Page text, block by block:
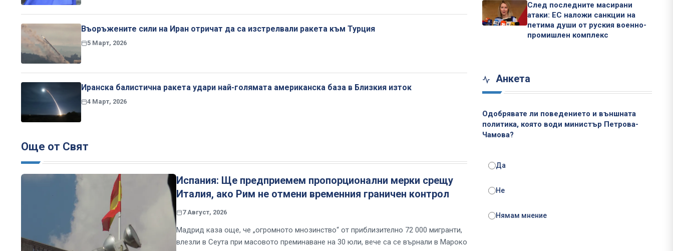
Въоръжените сили на Иран отричат да са изстрелвали ракета към Турция
5 Март, 2026
Иранска балистична ракета удари най-голямата американска база в Близкия изток
4 Март, 2026
Още от Свят
Испания: Ще предприемем пропорционални мерки срещу
Италия, ако Рим не отмени временния граничен контрол
7 Август, 2026
Мадрид каза още, че „огромното мнозинство“ от приблизително 72 000 мигранти,
влезли в Сеута при масовото преминаване на 30 юли, вече са се върнали в Мароко
След последните масирани
атаки: ЕС наложи санкции на
петима души от руския военно-
промишлен комплекс
Анкета
Одобрявате ли поведението и външната
политика, която води министър Петрова-
Чамова?
Да
Не
Нямам мнение